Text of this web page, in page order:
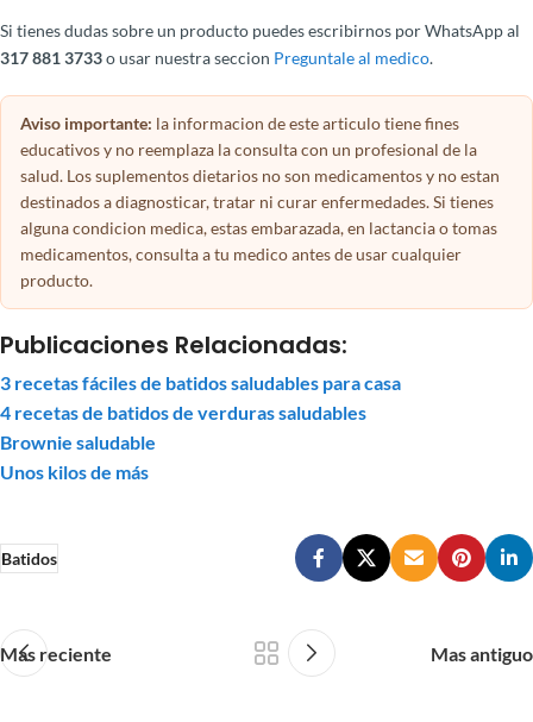
Si tienes dudas sobre un producto puedes escribirnos por WhatsApp al
317 881 3733o usar nuestra seccion Preguntale al medico.
Aviso importante: la informacion de este articulo tiene fines
educativos y no reemplaza la consulta con un profesional de la
salud. Los suplementos dietarios no son medicamentos y no estan
destinados a diagnosticar, tratar ni curar enfermedades. Si tienes
alguna condicion medica, estas embarazada, en lactancia o tomas
medicamentos, consulta a tu medico antes de usar cualquier
producto.
Publicaciones Relacionadas:
3 recetas fáciles de batidos saludables para casa
4 recetas de batidos de verduras saludables
Brownie saludable
Unos kilos de más
Batidos
Mas reciente Mas antiguo